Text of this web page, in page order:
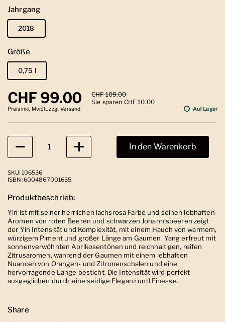
Jahrgang
2018
Größe
0,75 l
Regulärer Preis
CHF 99.00 Sale-Preis
CHF 109.00
Sie sparen CHF 10.00
Preis inkl. MwSt., zzgl. Versand Auf Lager
Anzahl
In den Warenkorb
SKU: 106536
ISBN: 6004867001655
Produktbeschrieb:
Yin ist mit seiner herrlichen lachsrosa Farbe und seinen lebhaften
Aromen von roten Beeren und schwarzen Johannisbeeren zeigt
der Yin Intensität und Komplexität, mit einem Hauch von warmem,
würzigem Piment und großer Länge am Gaumen. Yang erfreut mit
sonnenverwöhnten Aprikosentönen und reichhaltigen, reifen
Zitrusaromen, während der Gaumen mit einem lebhaften
Nuancen von Orangen- und Zitronenschalen und eine
hervorragende Länge besticht. Die Intensität wird perfekt
ausgeglichen durch eine seidige Eleganz und Finesse.
Share